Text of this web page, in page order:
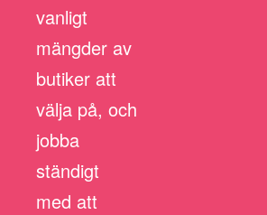
vanligt
mängder av
butiker att
välja på, och
jobba
ständigt
med att